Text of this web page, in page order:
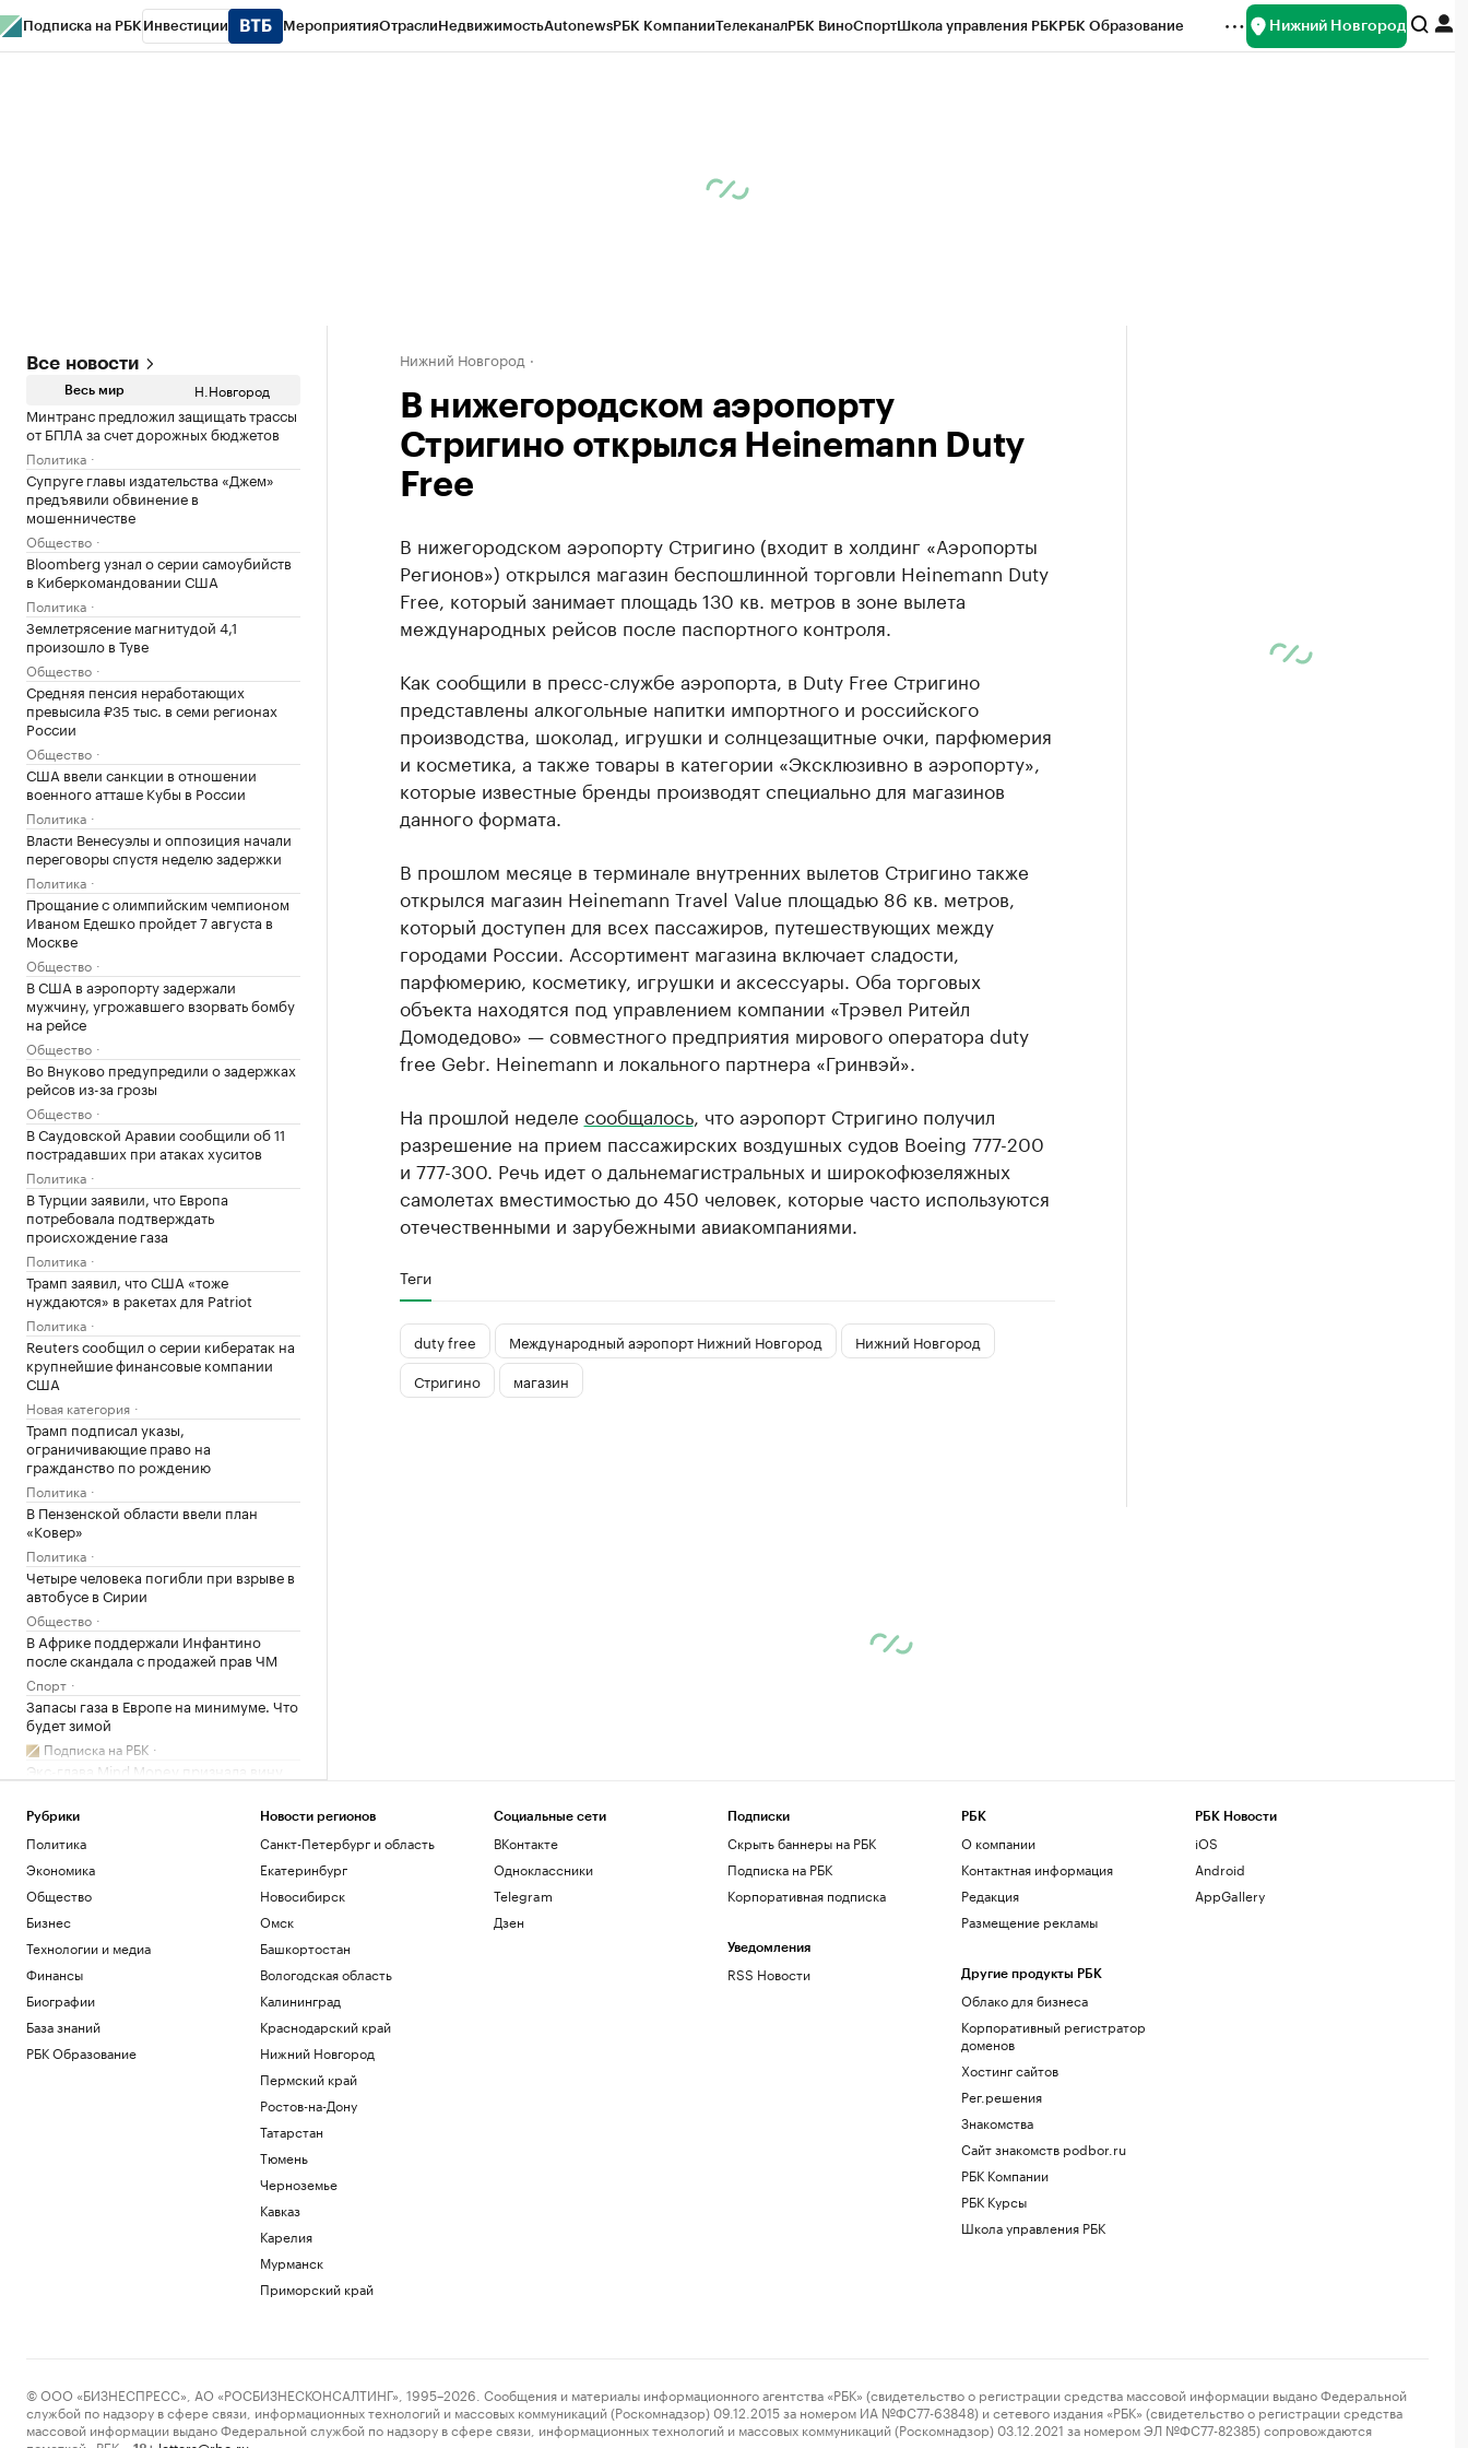
Подписка на РБК Инвестиции МероприятияОтраслиНедвижимостьAutonewsРБК КомпанииТелеканалРБК ВиноСпортШкола управления РБКРБК Образование Нижний Новгород
Все новости
Весь мир Н.Новгород
Минтранс предложил защищать трассы
от БПЛА за счет дорожных бюджетов
Политика
Супруге главы издательства «Джем»
предъявили обвинение в
мошенничестве
Общество
Bloomberg узнал о серии самоубийств
в Киберкомандовании США
Политика
Землетрясение магнитудой 4,1
произошло в Туве
Общество
Средняя пенсия неработающих
превысила ₽35 тыс. в семи регионах
России
Общество
США ввели санкции в отношении
военного атташе Кубы в России
Политика
Власти Венесуэлы и оппозиция начали
переговоры спустя неделю задержки
Политика
Прощание с олимпийским чемпионом
Иваном Едешко пройдет 7 августа в
Москве
Общество
В США в аэропорту задержали
мужчину, угрожавшего взорвать бомбу
на рейсе
Общество
Во Внуково предупредили о задержках
рейсов из-за грозы
Общество
В Саудовской Аравии сообщили об 11
пострадавших при атаках хуситов
Политика
В Турции заявили, что Европа
потребовала подтверждать
происхождение газа
Политика
Трамп заявил, что США «тоже
нуждаются» в ракетах для Patriot
Политика
Reuters сообщил о серии кибератак на
крупнейшие финансовые компании
США
Новая категория
Трамп подписал указы,
ограничивающие право на
гражданство по рождению
Политика
В Пензенской области ввели план
«Ковер»
Политика
Четыре человека погибли при взрыве в
автобусе в Сирии
Общество
В Африке поддержали Инфантино
после скандала с продажей прав ЧМ
Спорт
Запасы газа в Европе на минимуме. Что
будет зимой
Подписка на РБК
Экс-глава Mind Money признала вину
Финансы
Нижний Новгород
В нижегородском аэропорту
Стригино открылся Heinemann Duty
Free
В нижегородском аэропорту Стригино (входит в холдинг «Аэропорты
Регионов») открылся магазин беспошлинной торговли Heinemann Duty
Free, который занимает площадь 130 кв. метров в зоне вылета
международных рейсов после паспортного контроля.
Как сообщили в пресс-службе аэропорта, в Duty Free Стригино
представлены алкогольные напитки импортного и российского
производства, шоколад, игрушки и солнцезащитные очки, парфюмерия
и косметика, а также товары в категории «Эксклюзивно в аэропорту»,
которые известные бренды производят специально для магазинов
данного формата.
В прошлом месяце в терминале внутренних вылетов Стригино также
открылся магазин Heinemann Travel Value площадью 86 кв. метров,
который доступен для всех пассажиров, путешествующих между
городами России. Ассортимент магазина включает сладости,
парфюмерию, косметику, игрушки и аксессуары. Оба торговых
объекта находятся под управлением компании «Трэвел Ритейл
Домодедово» — совместного предприятия мирового оператора duty
free Gebr. Heinemann и локального партнера «Гринвэй».
На прошлой неделе сообщалось, что аэропорт Стригино получил
разрешение на прием пассажирских воздушных судов Boeing 777-200
и 777-300. Речь идет о дальнемагистральных и широкофюзеляжных
самолетах вместимостью до 450 человек, которые часто используются
отечественными и зарубежными авиакомпаниями.
Теги
duty free Международный аэропорт Нижний Новгород
Нижний Новгород
Стригино
магазин
Рубрики
Политика
Экономика
Общество
Бизнес
Технологии и медиа
Финансы
Биографии
База знаний
РБК Образование
Новости регионов
Санкт-Петербург и область
Екатеринбург
Новосибирск
Омск
Башкортостан
Вологодская область
Калининград
Краснодарский край
Нижний Новгород
Пермский край
Ростов-на-Дону
Татарстан
Тюмень
Черноземье
Кавказ
Карелия
Мурманск
Приморский край
Социальные сети
ВКонтакте
Одноклассники
Telegram
Дзен
Подписки
Скрыть баннеры на РБК
Подписка на РБК
Корпоративная подписка
Уведомления
RSS Новости
РБК
О компании
Контактная информация
Редакция
Размещение рекламы
Другие продукты РБК
Облако для бизнеса
Корпоративный регистратор
доменов
Хостинг сайтов
Рег.решения
Знакомства
Сайт знакомств podbor.ru
РБК Компании
РБК Курсы
Школа управления РБК
РБК Новости
iOS
Android
AppGallery
© ООО «БИЗНЕСПРЕСС», АО «РОСБИЗНЕСКОНСАЛТИНГ», 1995–2026. Сообщения и материалы информационного агентства «РБК» (свидетельство о регистрации средства массовой информации выдано Федеральной
службой по надзору в сфере связи, информационных технологий и массовых коммуникаций (Роскомнадзор) 09.12.2015 за номером ИА №ФС77-63848) и сетевого издания «РБК» (свидетельство о регистрации средства
массовой информации выдано Федеральной службой по надзору в сфере связи, информационных технологий и массовых коммуникаций (Роскомнадзор) 03.12.2021 за номером ЭЛ №ФС77-82385) сопровождаются